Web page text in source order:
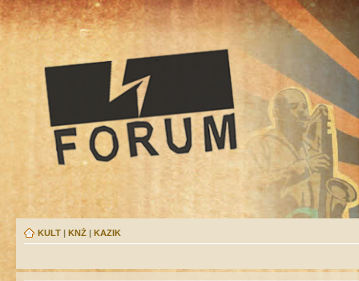
KULT | KNŻ | KAZIK